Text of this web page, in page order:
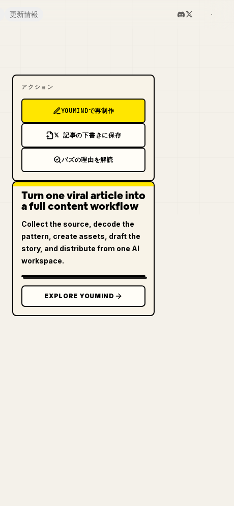
更新情報
アクション
YOUMINDで再制作
𝕏 記事の下書きに保存
バズの理由を解読
Turn one viral article into
a full content workflow
Collect the source, decode the
pattern, create assets, draft the
story, and distribute from one AI
workspace.
EXPLORE YOUMIND